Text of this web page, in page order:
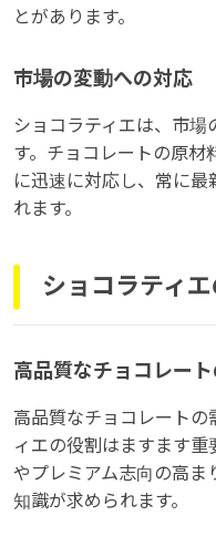
とがあります。
市場の変動への対応
ショコラティエは、市場
す。チョコレートの原材
に迅速に対応し、常に
れます。
ショコラティ
高品質なチョコレー
高品質なチョコレートの
ィエの役割はますます重
やプレミアム志向の高ま
知識が求められます。